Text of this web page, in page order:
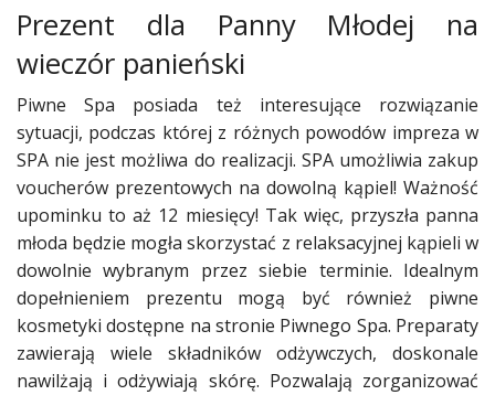
Prezent dla Panny Młodej na
wieczór panieński
Piwne Spa posiada też interesujące rozwiązanie
sytuacji, podczas której z różnych powodów impreza w
SPA nie jest możliwa do realizacji. SPA umożliwia zakup
voucherów prezentowych na dowolną kąpiel! Ważność
upominku to aż 12 miesięcy! Tak więc, przyszła panna
młoda będzie mogła skorzystać z relaksacyjnej kąpieli w
dowolnie wybranym przez siebie terminie. Idealnym
dopełnieniem prezentu mogą być również piwne
kosmetyki dostępne na stronie Piwnego Spa. Preparaty
zawierają wiele składników odżywczych, doskonale
nawilżają i odżywiają skórę. Pozwalają zorganizować